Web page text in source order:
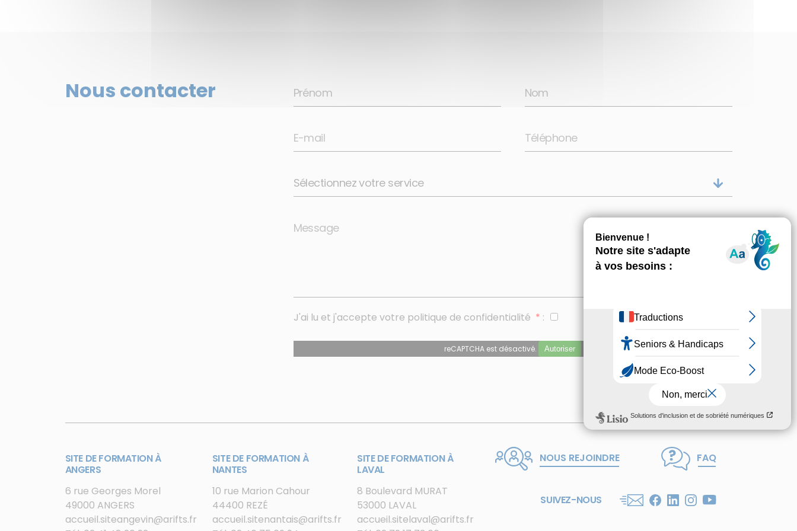
Nous contacter
J'ai lu et j'accepte votre politique de confidentialité * :
reCAPTCHA est désactivé. Autoriser
SITE DE FORMATION À
ANGERS
6 rue Georges Morel
49000 ANGERS
accueil.siteangevin@arifts.fr
SITE DE FORMATION À
NANTES
10 rue Marion Cahour
44400 REZÉ
accueil.sitenantais@arifts.fr
SITE DE FORMATION À
LAVAL
8 Boulevard MURAT
53000 LAVAL
accueil.sitelaval@arifts.fr
FAQ
NOUS REJOINDRE
SUIVEZ-NOUS